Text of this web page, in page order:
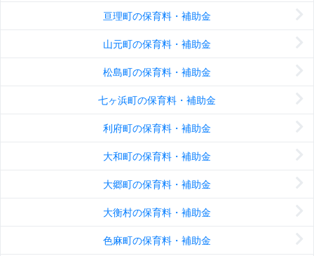
亘理町の保育料・補助金
山元町の保育料・補助金
松島町の保育料・補助金
七ヶ浜町の保育料・補助金
利府町の保育料・補助金
大和町の保育料・補助金
大郷町の保育料・補助金
大衡村の保育料・補助金
色麻町の保育料・補助金